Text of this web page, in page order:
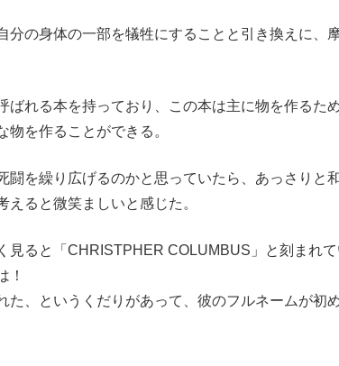
の身体の一部を犠牲にすることと引き換えに、
ばれる本を持っており、この本は主に物を作るた
を作ることができる。
を繰り広げるのかと思っていたら、あっさりと
ると微笑ましいと感じた。
ると「CHRISTPHER COLUMBUS」と刻まれて
！
、というくだりがあって、彼のフルネームが初